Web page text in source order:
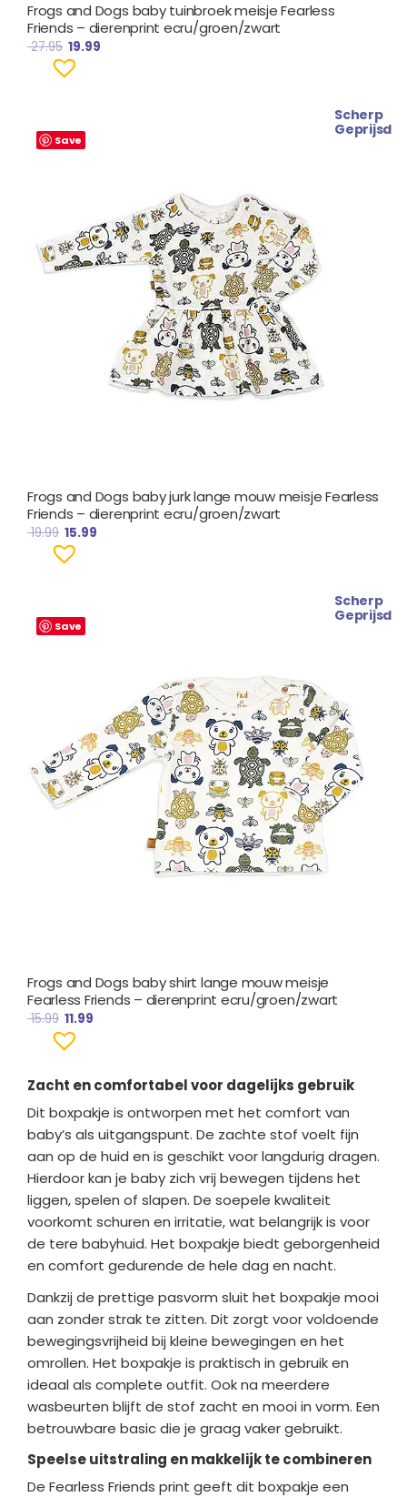
Frogs and Dogs baby tuinbroek meisje Fearless
Friends – dierenprint ecru/groen/zwart
27.95 19.99
Save
Scherp
Geprijsd
Frogs and Dogs baby jurk lange mouw meisje Fearless
Friends – dierenprint ecru/groen/zwart
19.99
prijs
was:
15.99
Save
Scherp
Geprijsd
Frogs and Dogs baby shirt lange mouw meisje
Fearless Friends – dierenprint ecru/groen/zwart
15.99
prijs
11.99
Zacht en comfortabel voor dagelijks gebruik
Dit boxpakje is ontworpen met het comfort van
baby’s als uitgangspunt. De zachte stof voelt fijn
aan op de huid en is geschikt voor langdurig dragen.
Hierdoor kan je baby zich vrij bewegen tijdens het
liggen, spelen of slapen. De soepele kwaliteit
voorkomt schuren en irritatie, wat belangrijk is voor
de tere babyhuid. Het boxpakje biedt geborgenheid
en comfort gedurende de hele dag en nacht.
Dankzij de prettige pasvorm sluit het boxpakje mooi
aan zonder strak te zitten. Dit zorgt voor voldoende
bewegingsvrijheid bij kleine bewegingen en het
omrollen. Het boxpakje is praktisch in gebruik en
ideaal als complete outfit. Ook na meerdere
wasbeurten blijft de stof zacht en mooi in vorm. Een
betrouwbare basic die je graag vaker gebruikt.
Speelse uitstraling en makkelijk te combineren
De Fearless Friends print geeft dit boxpakje een